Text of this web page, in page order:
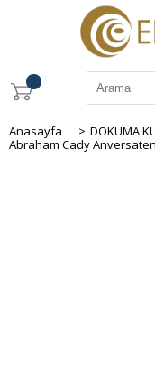
Anasayfa > DOKUMA
Abraham Cady Anversaten